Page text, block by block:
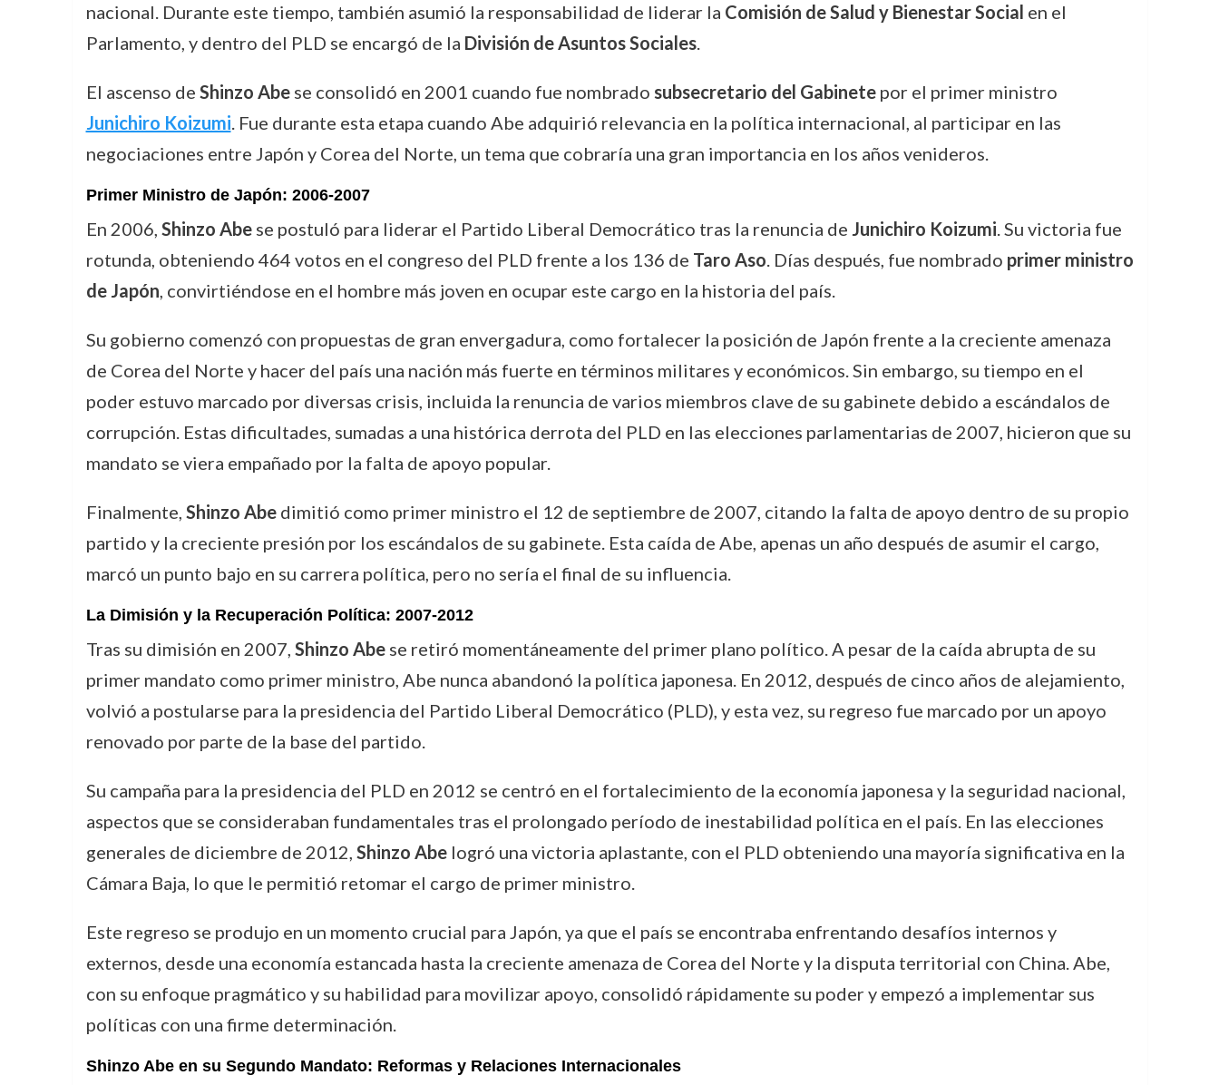
nacional. Durante este tiempo, también asumió la responsabilidad de liderar la Comisión de Salud y Bienestar Social en el
Parlamento, y dentro del PLD se encargó de la División de Asuntos Sociales.
El ascenso de Shinzo Abese consolidó en 2001 cuando fue nombrado subsecretario del Gabinetepor el primer ministro
Junichiro Koizumi. Fue durante esta etapa cuando Abe adquirió relevancia en la política internacional, al participar en las
negociaciones entre Japón y Corea del Norte, un tema que cobraría una gran importancia en los años venideros.
Primer Ministro de Japón: 2006-2007
En 2006, Shinzo Abese postuló para liderar el Partido Liberal Democrático tras la renuncia de Junichiro Koizumi. Su victoria fue
rotunda, obteniendo 464 votos en el congreso del PLD frente a los 136 de Taro Aso. Días después, fue nombrado primer ministro
de Japón, convirtiéndose en el hombre más joven en ocupar este cargo en la historia del país.
Su gobierno comenzó con propuestas de gran envergadura, como fortalecer la posición de Japón frente a la creciente amenaza
de Corea del Norte y hacer del país una nación más fuerte en términos militares y económicos. Sin embargo, su tiempo en el
poder estuvo marcado por diversas crisis, incluida la renuncia de varios miembros clave de su gabinete debido a escándalos de
corrupción. Estas dificultades, sumadas a una histórica derrota del PLD en las elecciones parlamentarias de 2007, hicieron que su
mandato se viera empañado por la falta de apoyo popular.
Finalmente, Shinzo Abedimitió como primer ministro el 12 de septiembre de 2007, citando la falta de apoyo dentro de su propio
partido y la creciente presión por los escándalos de su gabinete. Esta caída de Abe, apenas un año después de asumir el cargo,
marcó un punto bajo en su carrera política, pero no sería el final de su influencia.
La Dimisión y la Recuperación Política: 2007-2012
Tras su dimisión en 2007, Shinzo Abese retiró momentáneamente del primer plano político. A pesar de la caída abrupta de su
primer mandato como primer ministro, Abe nunca abandonó la política japonesa. En 2012, después de cinco años de alejamiento,
volvió a postularse para la presidencia del Partido Liberal Democrático (PLD), y esta vez, su regreso fue marcado por un apoyo
renovado por parte de la base del partido.
Su campaña para la presidencia del PLD en 2012 se centró en el fortalecimiento de la economía japonesa y la seguridad nacional,
aspectos que se consideraban fundamentales tras el prolongado período de inestabilidad política en el país. En las elecciones
generales de diciembre de 2012, Shinzo Abelogró una victoria aplastante, con el PLD obteniendo una mayoría significativa en la
Cámara Baja, lo que le permitió retomar el cargo de primer ministro.
Este regreso se produjo en un momento crucial para Japón, ya que el país se encontraba enfrentando desafíos internos y
externos, desde una economía estancada hasta la creciente amenaza de Corea del Norte y la disputa territorial con China. Abe,
con su enfoque pragmático y su habilidad para movilizar apoyo, consolidó rápidamente su poder y empezó a implementar sus
políticas con una firme determinación.
Shinzo Abe en su Segundo Mandato: Reformas y Relaciones Internacionales